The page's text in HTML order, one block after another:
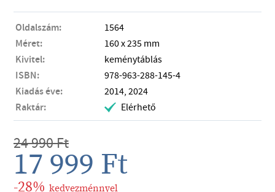
Oldalszám: 1564
Méret: 160 x 235 mm
Kivitel: keménytáblás
ISBN: 978-963-288-145-4
Kiadás éve: 2014, 2024
Raktár: . Elérhető
24 990Ft
17 999 Ft
-28% kedvezménnyel